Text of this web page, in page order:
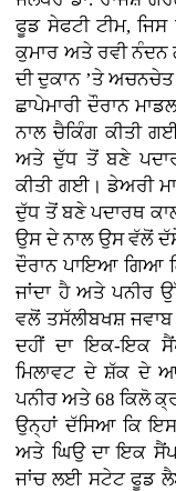
ਫੂਡ ਸੇਫਟੀ ਟੀਮ,
ਕੁਮਾਰ ਅਤੇ ਰਵੀ
ਦੀ ਦੁਕਾਨ ’ਤੇ ਅਚਨਚੇਤ
ਛਾਪੇਮਾਰੀ ਦੌਰਾਨ
ਨਾਲ ਚੈਕਿੰਗ ਕੀਤੀ
ਅਤੇ ਦੁੱਧ ਤੋਂ ਬਣੇ
ਕੀਤੀ ਗਈ। ਡੇਅਰੀ
ਦੁੱਧ ਤੋਂ ਬਣੇ ਪਦਾਰਥ
ਉਸ ਦੇ ਨਾਲ ਉਸ ਵੱਲੋਂ
ਦੌਰਾਨ ਪਾਇਆ ਗਿਆ
ਜਾਂਦਾ ਹੈ ਅਤੇ ਪਨੀਰ
ਵਲੋਂ ਤਸੱਲੀਬਖਸ਼
ਦਹੀਂ ਦਾ ਇਕ-ਇਕ
ਮਿਲਾਵਟ ਦੇ ਸ਼ੱਕ ਦੇ
ਪਨੀਰ ਅਤੇ 68 ਕਿਲੋ
ਉਨ੍ਹਾਂ ਦੱਸਿਆ ਕਿ
ਅਤੇ ਘਿਉ ਦਾ ਇਕ
ਜਾਂਚ ਲਈ ਸਟੇਟ ਫੂਡ